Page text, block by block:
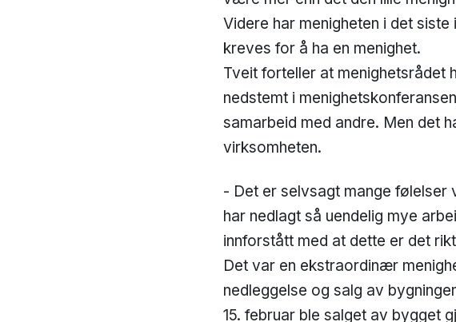
Videre har menigheten i det
kreves for å ha en menighet.
Tveit forteller at menighetsrådet
nedstemt i
samarbeid med andre. Men det
virksomheten.
- Det er selvsagt mange følelser
har nedlagt så uendelig mye
innforstått med at dette er det
Det var en ekstraordinær
nedleggelse og salg av
15. februar ble salget av bygget